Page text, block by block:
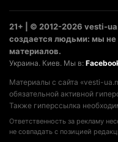
21+ | © 2012-2026 vesti-
создается людьми: мы
материалов.
Украина. Киев. Мы в:
Материалы с сайта «vesti-
обязательной активной
Также гиперссылка
Ответственность за рекламу
не совпадать с позицией